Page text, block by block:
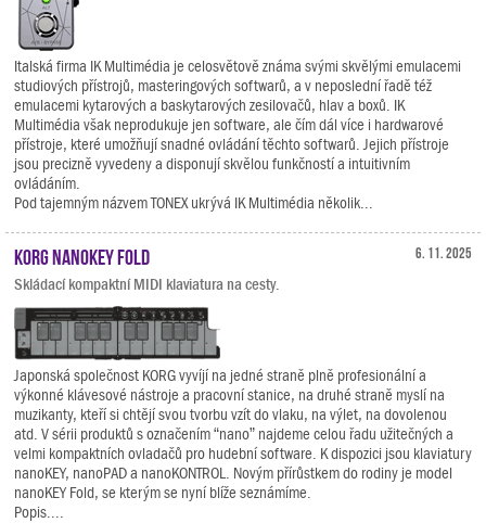
Italská firma IK Multimédia je celosvětově známa svými skvělými emulacemi
studiových přístrojů, masteringových softwarů, a v neposlední řadě též
emulacemi kytarových a baskytarových zesilovačů, hlav a boxů. IK
Multimédia však neprodukuje jen software, ale čím dál více i hardwarové
přístroje, které umožňují snadné ovládání těchto softwarů. Jejich přístroje
jsou precizně vyvedeny a disponují skvělou funkčností a intuitivním
ovládáním.
Pod tajemným názvem TONEX ukrývá IK Multimédia několik...
6. 11. 2025
KORG nanoKEY Fold
Skládací kompaktní MIDI klaviatura na cesty.
Japonská společnost KORG vyvíjí na jedné straně plně profesionální a
výkonné klávesové nástroje a pracovní stanice, na druhé straně myslí na
muzikanty, kteří si chtějí svou tvorbu vzít do vlaku, na výlet, na dovolenou
atd. V sérii produktů s označením “nano” najdeme celou řadu užitečných a
velmi kompaktních ovladačů pro hudební software. K dispozici jsou klaviatury
nanoKEY, nanoPAD a nanoKONTROL. Novým přírůstkem do rodiny je model
nanoKEY Fold, se kterým se nyní blíže seznámíme.
Popis....